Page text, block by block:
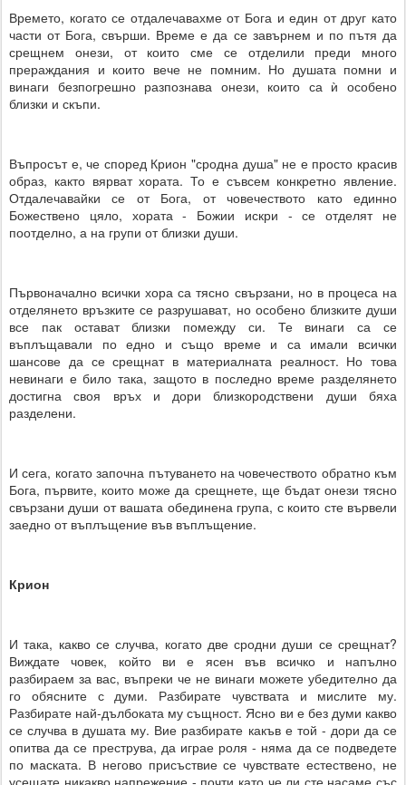
Времето, когато се отдалечавахме от Бога и един от друг като
части от Бога, свърши. Време е да се завърнем и по пътя да
срещнем онези, от които сме се отделили преди много
прераждания и които вече не помним. Но душата помни и
винаги безпогрешно разпознава онези, които са ѝ особено
близки и скъпи.
Въпросът е, че според Крион "сродна душа" не е просто красив
образ, както вярват хората. То е съвсем конкретно явление.
Отдалечавайки се от Бога, от човечеството като единно
Божествено цяло, хората - Божии искри - се отделят не
поотделно, а на групи от близки души.
Първоначално всички хора са тясно свързани, но в процеса на
отделянето връзките се разрушават, но особено близките души
все пак остават близки помежду си. Те винаги са се
въплъщавали по едно и също време и са имали всички
шансове да се срещнат в материалната реалност. Но това
невинаги е било така, защото в последно време разделянето
достигна своя връх и дори близкородствени души бяха
разделени.
И сега, когато започна пътуването на човечеството обратно към
Бога, първите, които може да срещнете, ще бъдат онези тясно
свързани души от вашата обединена група, с които сте вървели
заедно от въплъщение във въплъщение.
Крион
И така, какво се случва, когато две сродни души се срещнат?
Виждате човек, който ви е ясен във всичко и напълно
разбираем за вас, въпреки че не винаги можете убедително да
го обясните с думи. Разбирате чувствата и мислите му.
Разбирате най-дълбоката му същност. Ясно ви е без думи какво
се случва в душата му. Вие разбирате какъв е той - дори да се
опитва да се преструва, да играе роля - няма да се подведете
по маската. В негово присъствие се чувствате естествено, не
усещате никакво напрежение - почти като че ли сте насаме със